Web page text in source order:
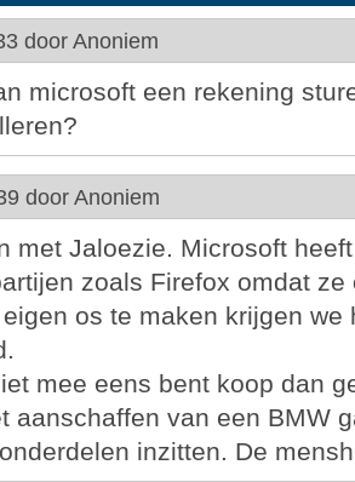
door Anoniem
microsoft een rekening
door Anoniem
met Jaloezie. Microsoft
zoals Firefox omdat
os te maken krijgen we
mee eens bent koop dan
aanschaffen van een BMW
inzitten. De